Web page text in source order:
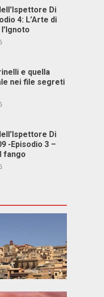
Di
4: L’Arte di
e quella
nei file segreti
Di
-Episodio 3 –
fango